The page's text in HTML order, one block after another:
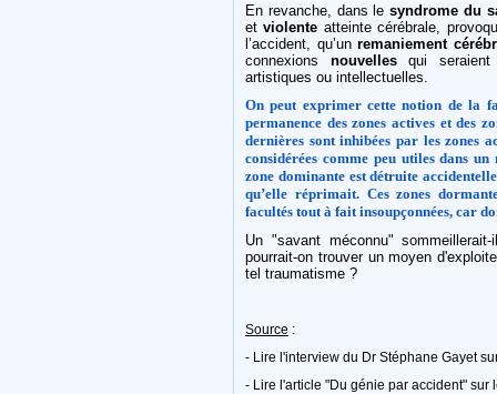
En revanche, dans lesyndrome du
etviolente atteinte cérébrale,
l’accident, qu’unremaniement
connexions nouvellesqui seraient
artistiques ou intellectuelles.
On peut exprimer cette notion de la
permanence des zones actives et des
dernières sont inhibées par les zones
considérées comme peu utiles dans
zone dominante est détruite
qu’elle réprimait. Ces zones
facultés tout à fait insoupçonnées, car
Un "savant méconnu"
pourrait-on trouver un moyen
tel traumatisme ?
Source :
- Lire l'interview du Dr Stéphane Gayet
- Lire l'article "Du génie par accident" sur